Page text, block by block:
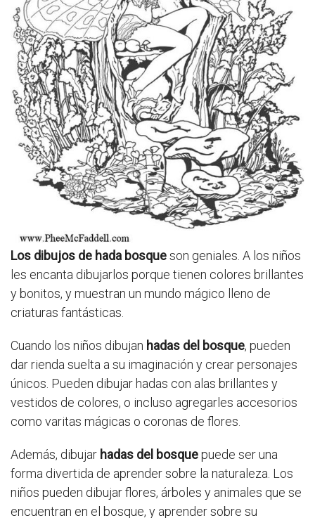
Los dibujos de hada bosqueson geniales. A los niños
les encanta dibujarlos porque tienen colores brillantes
y bonitos, y muestran un mundo mágico lleno de
criaturas fantásticas.
Cuando los niños dibujan hadas del bosque, pueden
dar rienda suelta a su imaginación y crear personajes
únicos. Pueden dibujar hadas con alas brillantes y
vestidos de colores, o incluso agregarles accesorios
como varitas mágicas o coronas de flores.
Además, dibujar hadas del bosquepuede ser una
forma divertida de aprender sobre la naturaleza. Los
niños pueden dibujar flores, árboles y animales que se
encuentran en el bosque, y aprender sobre su